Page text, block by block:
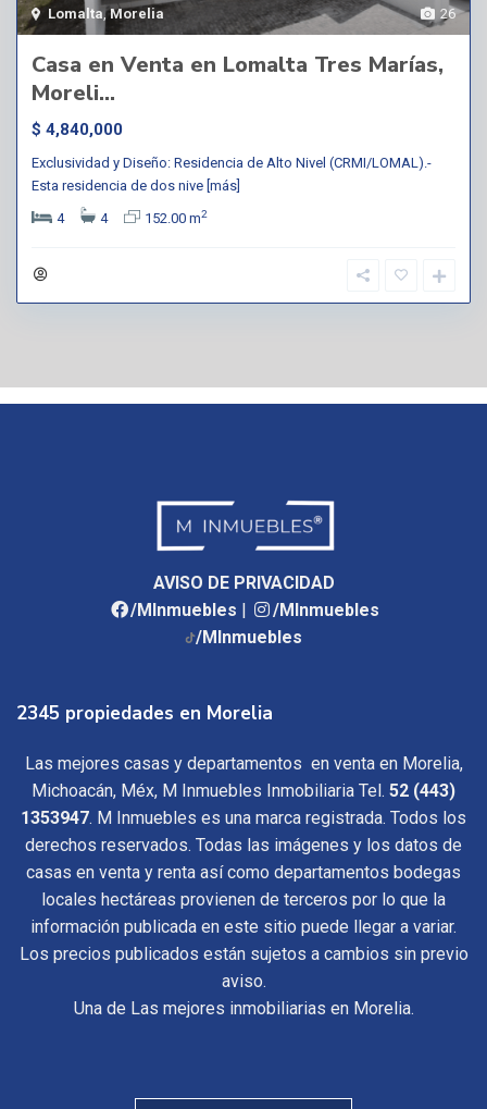
26
Lomalta ,Morelia
Casa en Venta en Lomalta Tres Marías,
Moreli...
$ 4,840,000
Exclusividad y Diseño: Residencia de Alto Nivel (CRMI/LOMAL).-
Esta residencia de dos nive [más]
4
4 152.00 m2
AVISO DE PRIVACIDAD
/MInmuebles |
/MInmuebles
/MInmuebles
2345 propiedades en Morelia
Las mejores casas y departamentos en venta en Morelia,
Michoacán, Méx, M Inmuebles Inmobiliaria Tel. 52 (443)
1353947. M Inmuebles es una marca registrada. Todos los
derechos reservados. Todas las imágenes y los datos de
casas en venta y renta así como departamentos bodegas
locales hectáreas provienen de terceros por lo que la
información publicada en este sitio puede llegar a variar.
Los precios publicados están sujetos a cambios sin previo
aviso.
Una de Las mejores inmobiliarias en Morelia.